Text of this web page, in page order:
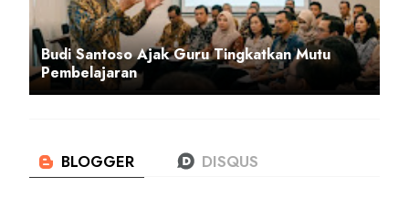
Budi Santoso Ajak Guru Tingkatkan Mutu
Pembelajaran